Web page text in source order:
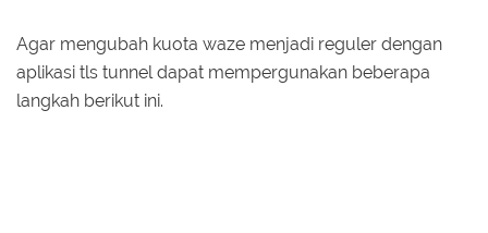
Agar mengubah kuota waze menjadi reguler dengan
aplikasi tls tunnel dapat mempergunakan beberapa
langkah berikut ini.